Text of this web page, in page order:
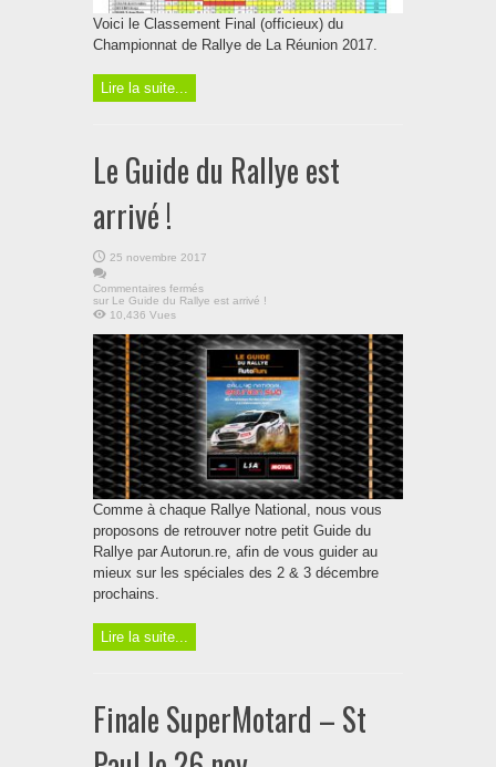
Voici le Classement Final (officieux) du
Championnat de Rallye de La Réunion 2017.
Lire la suite...
Le Guide du Rallye est
arrivé !
25 novembre 2017
Commentaires fermés
sur Le Guide du Rallye est arrivé !
10,436 Vues
Comme à chaque Rallye National, nous vous
proposons de retrouver notre petit Guide du
Rallye par Autorun.re, afin de vous guider au
mieux sur les spéciales des 2 & 3 décembre
prochains.
Lire la suite...
Finale SuperMotard – St